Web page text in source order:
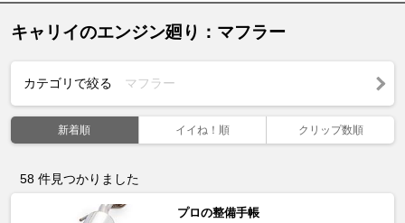
キャリイのエンジン廻り：マフラー
カテゴリで絞る マフラー
新着順 イイね！順 クリップ数順
58 件見つかりました
プロの整備手帳